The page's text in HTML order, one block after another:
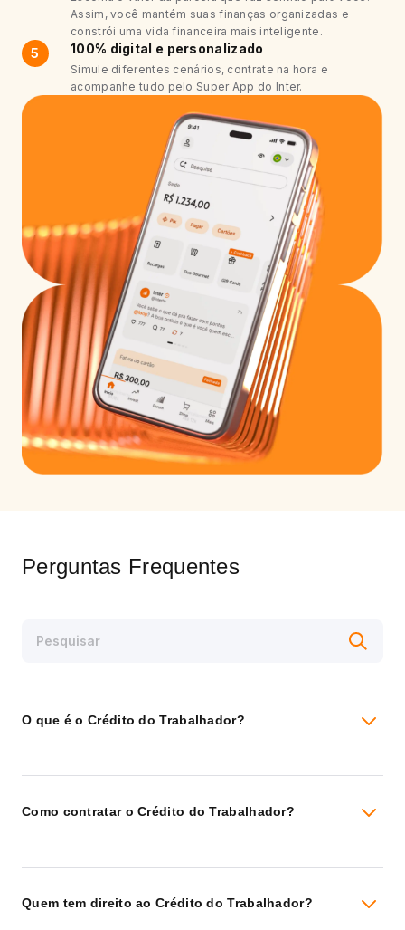
Assim, você mantém suas finanças organizadas e
constrói uma vida financeira mais inteligente.
5 100% digital e personalizado
Simule diferentes cenários, contrate na hora e
acompanhe tudo pelo Super App do Inter.
Perguntas Frequentes
O que é o Crédito do Trabalhador?
Como contratar o Crédito do Trabalhador?
Quem tem direito ao Crédito do Trabalhador?